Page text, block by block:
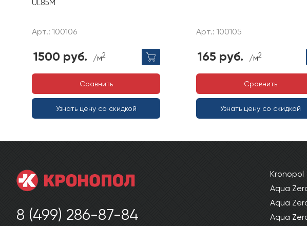
UL85M
Арт.: 100106
1500 руб. /м2
Сравнить
Узнать цену со скидкой
Арт.: 100105
165 руб. /м2
Сравнить
Узнать цену со скидкой
8 (499) 286-87-84
Kronopol
Aqua
Aqua
Aqua